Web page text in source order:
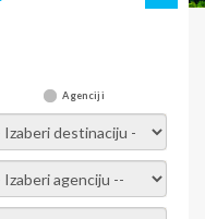
Agenciji
destinaciju -
agenciju -